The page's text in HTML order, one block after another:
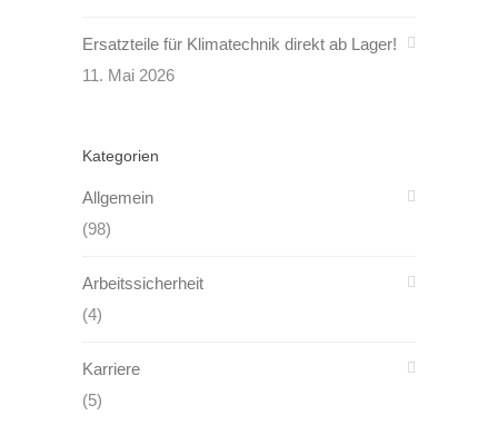
Ersatzteile für Klimatechnik direkt ab Lager!
11. Mai 2026
Kategorien
Allgemein
(98)
Arbeitssicherheit
(4)
Karriere
(5)